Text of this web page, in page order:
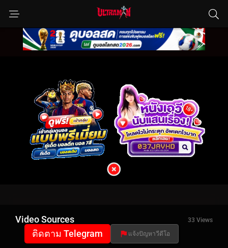
Video Sources 33 Views
ติดตาม Telegram แจ้งปัญหาวีดีโอ